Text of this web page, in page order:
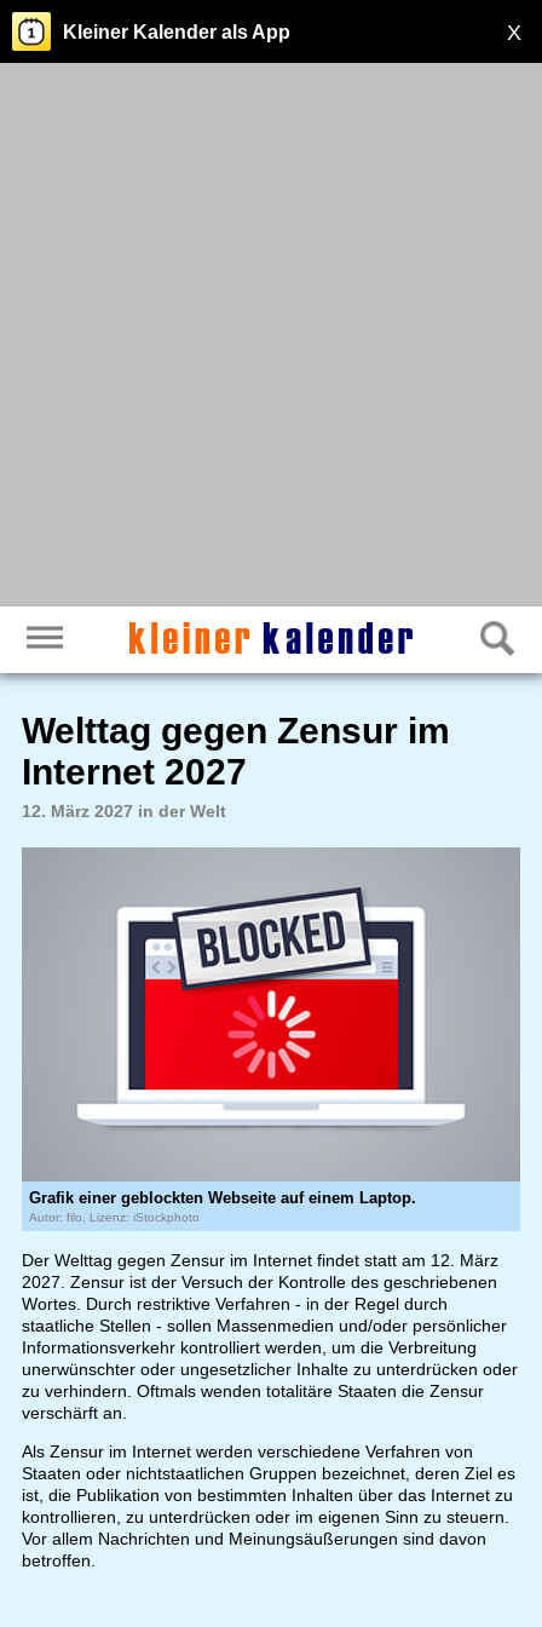
X
Kleiner Kalender als App
Welttag gegen Zensur im
Internet 2027
12. März 2027 in der Welt
Grafik einer geblockten Webseite auf einem Laptop.
Autor: filo, Lizenz: iStockphoto
Der Welttag gegen Zensur im Internet findet statt am 12. März
2027. Zensur ist der Versuch der Kontrolle des geschriebenen
Wortes. Durch restriktive Verfahren - in der Regel durch
staatliche Stellen - sollen Massenmedien und/oder persönlicher
Informationsverkehr kontrolliert werden, um die Verbreitung
unerwünschter oder ungesetzlicher Inhalte zu unterdrücken oder
zu verhindern. Oftmals wenden totalitäre Staaten die Zensur
verschärft an.
Als Zensur im Internet werden verschiedene Verfahren von
Staaten oder nichtstaatlichen Gruppen bezeichnet, deren Ziel es
ist, die Publikation von bestimmten Inhalten über das Internet zu
kontrollieren, zu unterdrücken oder im eigenen Sinn zu steuern.
Vor allem Nachrichten und Meinungsäußerungen sind davon
betroffen.